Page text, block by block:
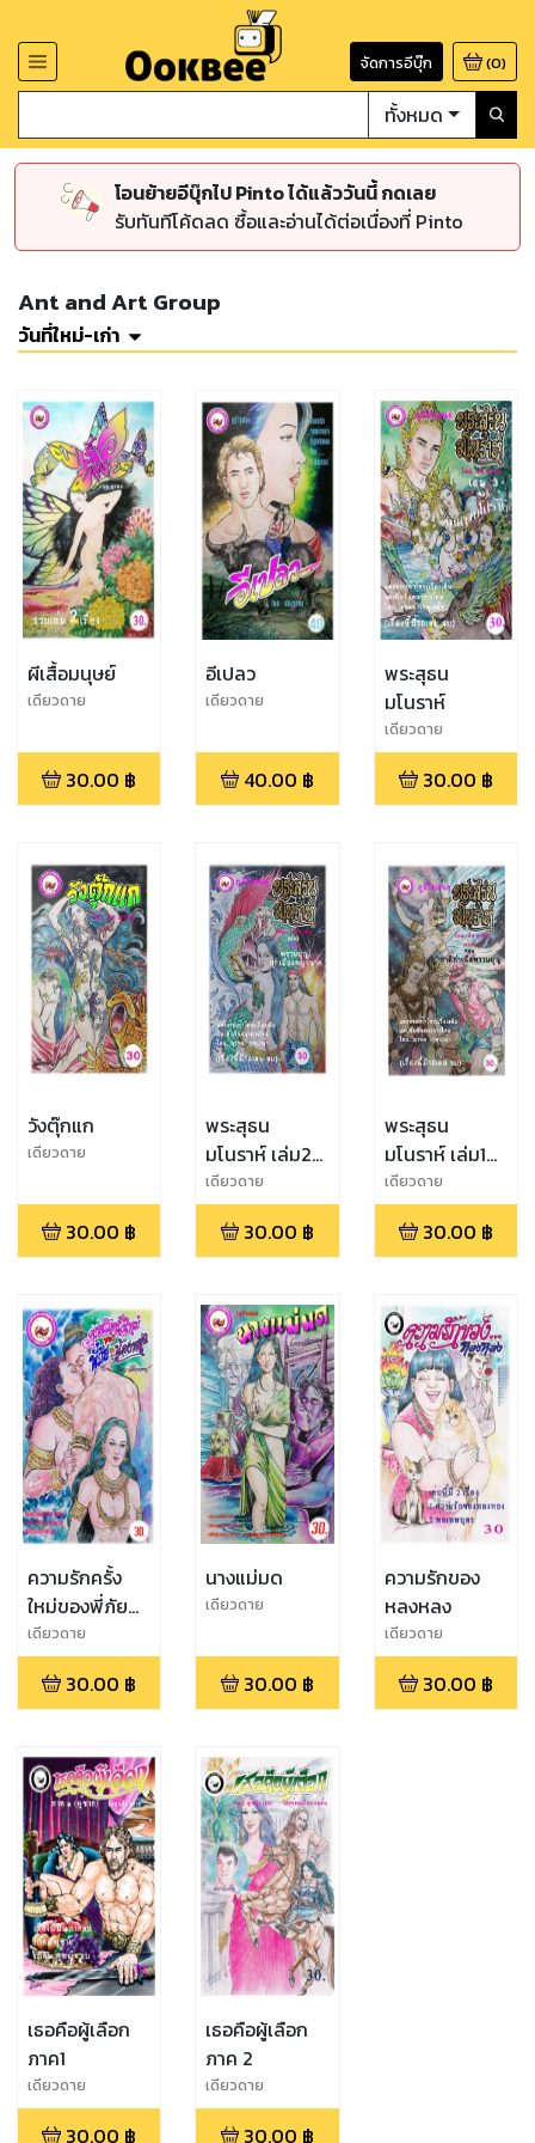
จัดการอีบุ๊ก (0)
ทั้งหมด
โอนย้ายอีบุ๊กไป Pinto ได้แล้ววันนี้ กดเลย
รับทันทีโค้ดลด ซื้อและอ่านได้ต่อเนื่องที่ Pinto
Ant and Art Group
วันที่ใหม่-เก่า
ผีเสื้อมนุษย์
เดียวดาย
30.00 ฿
อีเปลว
เดียวดาย
40.00 ฿
พระสุธน
มโนราห์
เดียวดาย
30.00 ฿
วังตุ๊กแก
เดียวดาย
30.00 ฿
พระสุธน
มโนราห์ เล่ม2
ตอนพรานบุญ
บุกเมือง
พญานาค
เดียวดาย
30.00 ฿
พระสุธน
มโนราห์ เล่ม1
ตอนชาติกำเนิด
พรานบุญ
เดียวดาย
30.00 ฿
ความรักครั้ง
ใหม่ของพี่ภัย
กับน้องหมุด
เดียวดาย
30.00 ฿
นางแม่มด
เดียวดาย
30.00 ฿
ความรักของ
หลงหลง
เดียวดาย
30.00 ฿
เธอคือผู้เลือก
ภาค1
เดียวดาย
30.00 ฿
เธอคือผู้เลือก
ภาค 2
เดียวดาย
30.00 ฿